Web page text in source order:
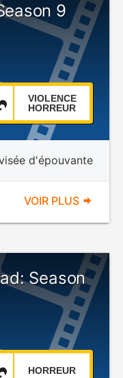
9
VIOLENCE
HORREUR
d'épouvante
VOIR PLUS
Season
HORREUR